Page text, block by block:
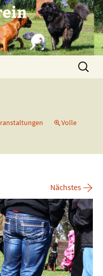
Suchen
nach:
Volle
Nächstes →